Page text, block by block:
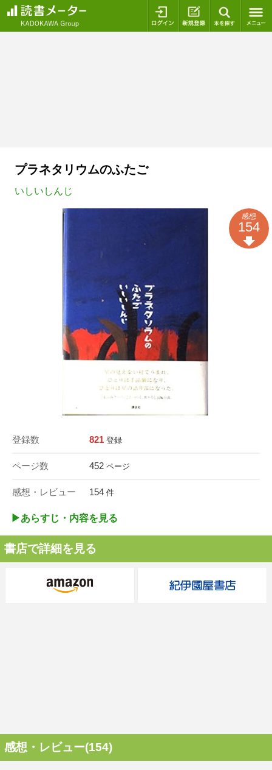
ログイン 新規登録
プラネタリウムのふたご
いしいしんじ
登録数 821 登録
ページ数 452 ページ
感想・レビュー 154 件
感想
154
▶︎あらすじ・内容を見る
書店で詳細を見る
感想・レビュー(154)